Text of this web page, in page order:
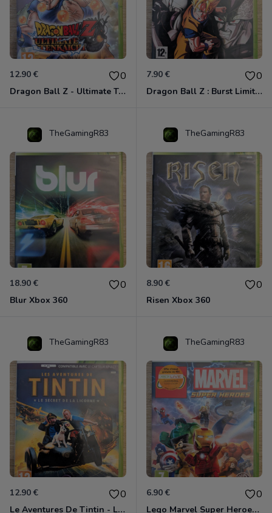
12.90 € 0
Dragon Ball Z - Ultimate Tenkaichi Xbox 360
7.90 € 0
Dragon Ball Z : Burst Limit Xbox 360
TheGamingR83
18.90 € 0
Blur Xbox 360
TheGamingR83
8.90 € 0
Risen Xbox 360
TheGamingR83
12.90 € 0
Le Aventures De Tintin - Le Secret De La Licorne Xbox 360
TheGamingR83
6.90 € 0
Lego Marvel Super Heroes Xbox 360